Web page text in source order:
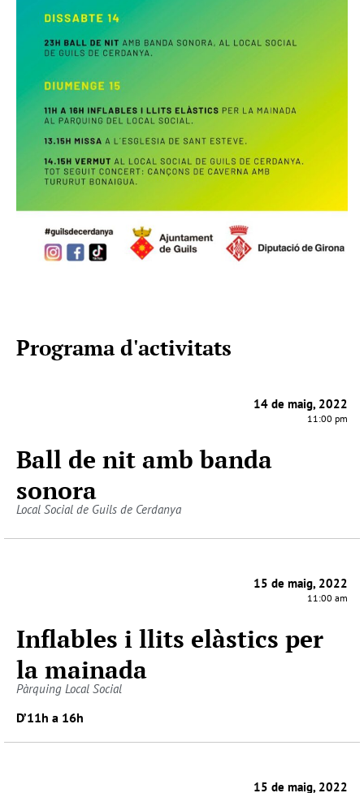
Programa d'activitats
14 de maig, 2022
11:00 pm
Ball de nit amb banda
sonora
Local Social de Guils de Cerdanya
15 de maig, 2022
11:00 am
Inflables i llits elàstics per
la mainada
Pàrquing Local Social
D’11h a 16h
15 de maig, 2022